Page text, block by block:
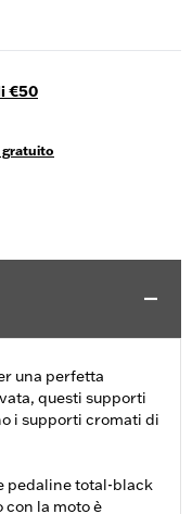
€50
gratuito
una perfetta
questi supporti
i supporti cromati di
pedaline total-black
con la moto è